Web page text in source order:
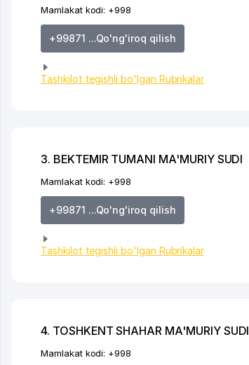
Mamlakat kodi: +998
+99871 ...Qo'ng'iroq qilish
Tashkilot tegishli bo'lgan Rubrikalar
3. BEKTEMIR TUMANI MA'MURIY SUDI
Mamlakat kodi: +998
+99871 ...Qo'ng'iroq qilish
Tashkilot tegishli bo'lgan Rubrikalar
4. TOSHKENT SHAHAR MA'MURIY SUDI
Mamlakat kodi: +998